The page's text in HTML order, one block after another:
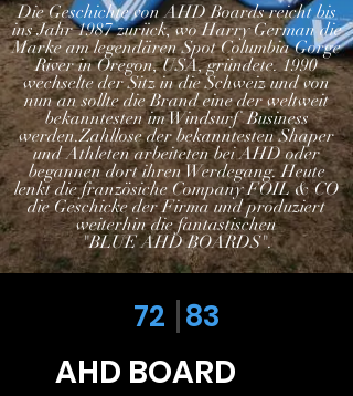
Die Geschichte von AHD Boards reicht bis
ins Jahr 1987 zurück, wo Harry German die
Marke am legendären Spot Columbia Gorge
River in Oregon, USA, gründete. 1990
wechselte der Sitz in die Schweiz und von
nun an sollte die Brand eine der weltweit
bekanntesten im Windsurf Business
werden.Zahllose der bekanntesten Shaper
und Athleten arbeiteten bei AHD oder
begannen dort ihren Werdegang. Heute
lenkt die französiche Company FOIL & CO
die Geschicke der Firma und produziert
weiterhin die fantastischen
"BLUE AHD BOARDS".
72 83
AHD BOARD